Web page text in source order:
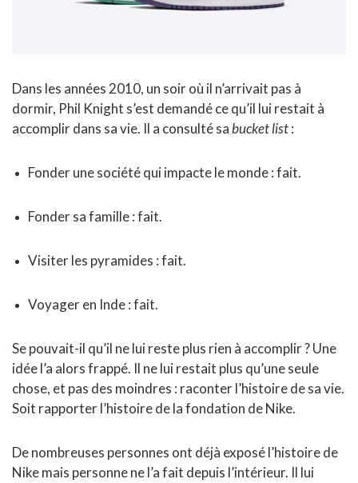
Dans les années 2010, un soir où il n’arrivait pas à
dormir, Phil Knight s’est demandé ce qu’il lui restait à
accomplir dans sa vie. Il a consulté sabucket list:
Fonder une société qui impacte le monde : fait.
Fonder sa famille : fait.
Visiter les pyramides : fait.
Voyager en Inde : fait.
Se pouvait-il qu’il ne lui reste plus rien à accomplir ? Une
idée l’a alors frappé. Il ne lui restait plus qu’une seule
chose, et pas des moindres : raconter l’histoire de sa vie.
Soit rapporter l’histoire de la fondation de Nike.
De nombreuses personnes ont déjà exposé l’histoire de
Nike mais personne ne l’a fait depuis l’intérieur. Il lui